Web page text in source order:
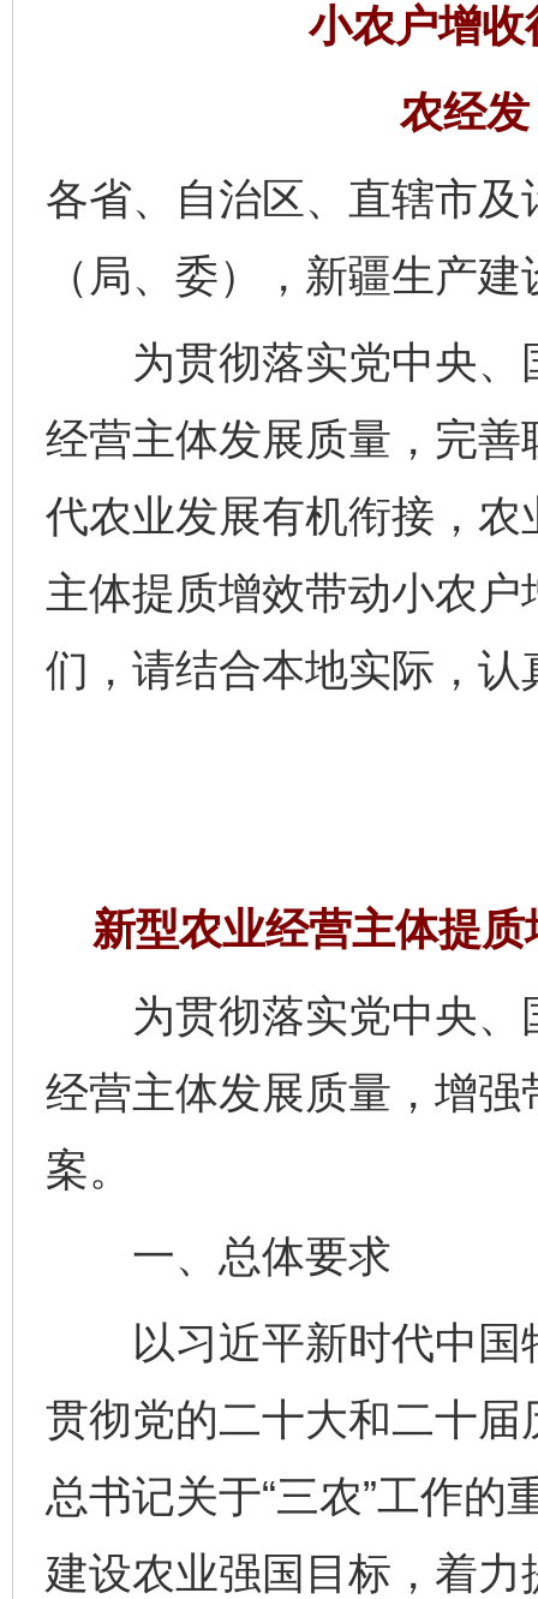
小农户增
农经
各省、自治区、直辖市
（局、委），新疆生产
为贯彻落实党中央、
经营主体发展质量，完
代农业发展有机衔接，
主体提质增效带动小农
们，请结合本地实际，认
新型农业经营主体提
为贯彻落实党中央、
经营主体发展质量，增
案。
一、总体要求
以习近平新时代中国
贯彻党的二十大和二十
总书记关于“三农”工作
建设农业强国目标，着